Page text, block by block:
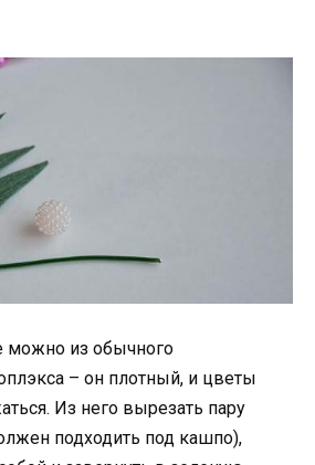
можно из обычного
– он плотный, и цветы
Из него вырезать пару
подходить под кашпо),